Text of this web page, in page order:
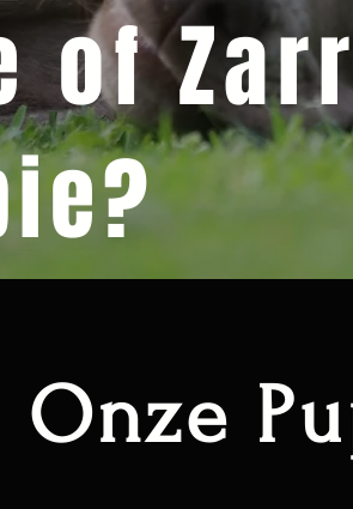
of
Onze